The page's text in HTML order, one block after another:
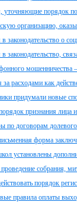
уточняющие порядок
организацию,
законодательство о
законодательство,
мошенничества
расходами как
придумали новые
признания лица
по договорам
форма
установлены
проведение собрания,
порядок
правила оплаты